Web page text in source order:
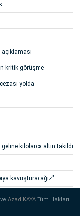
kritik görüşme
yolda
kilolarca altın takıldı
kavuşturacağız"
veAzad KAYATüm Hakları